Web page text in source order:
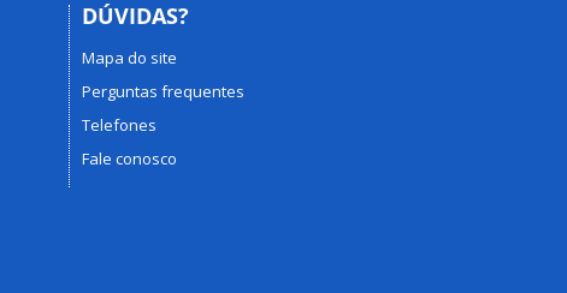
DÚVIDAS?
Mapa do site
Perguntas frequentes
Telefones
Fale conosco